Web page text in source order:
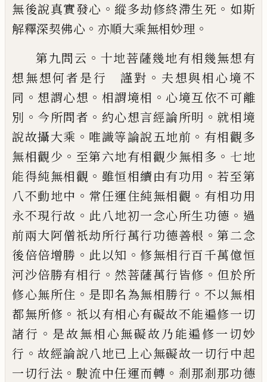
無後說真實發心 。 縱多劫修終滯生死 。 如斯
解釋深契佛心 。 亦順大乘無相妙理 。
第九問云 。 十地菩薩幾地有相幾無想有
想無想何者是行 謹對 。 夫想與相心境不
同 。 想謂心想 。 相謂境相 。 心境互依不可離
別 。 今所問者 。 約心想言經論所明 。 就相境
說故攝大乘 。 唯識等論說五地前 。 有相觀多
無相觀少 。 至第六地有相觀少無相多 。 七地
能得純無相觀 。 雖恒相續由有功用 。若至第
八不動地中 。 常任運住純無相觀 。 有相功用
永不現行故 。 此八地初一念心所生功德 。 過
前兩大阿僧祇劫所行萬行功德善根 。第二念
後倍倍增勝 。 此以知 。修無相行百千萬億恒
河沙倍勝有相行 。 然菩薩萬行皆修 。 但於所
修心無所住 。 是即名為無相勝行 。 不以無相
都無所修 。 祇以有相心有礙故不能遍修一切
諸行 。 是故無相心無礙故乃能遍修一切妙
行 。故經論說八地已上心無礙故一切行中起
一切行法 。 駛流中任運而轉 。 剎那剎那功德